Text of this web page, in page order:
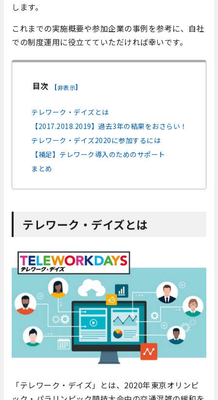
します。
これまでの実施概要や参加企業の事例を参考に、自社
での制度運用に役立てていただければ幸いです。
目次 [非表示]
テレワーク・デイズとは
【2017.2018.2019】過去3年の結果をおさらい！
テレワーク・デイズ2020に参加するには
【補足】テレワーク導入のためのサポート
まとめ
テレワーク・デイズとは
「テレワーク・デイズ」とは、2020年東京オリンピ